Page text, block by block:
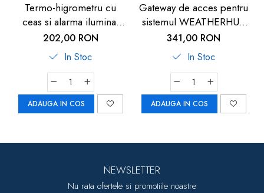
Termo-higrometru cu
ceas si alarma iluminat
TFA 60.2011
202,00 RON
In Stoc
ADAUGA IN COS
Gateway de acces pentru
sistemul WEATHERHUB
SmartHome, TFA
31.4000.02
341,00 RON
In Stoc
ADAUGA IN COS
NEWSLETTER
Nu rata ofertele si promotiile noastre